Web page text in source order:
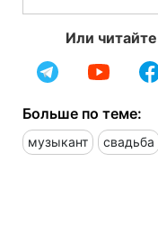
Или
Больше по теме:
музыкант свадьба